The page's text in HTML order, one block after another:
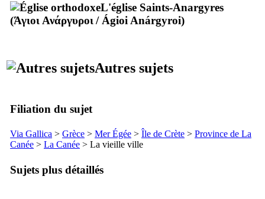
L'église Saints-Anargyres
(Άγιοι Ανάργυροι/ Ágioi Anárgyroi)
Autres sujets
Filiation du sujet
Via Gallica > Grèce > Mer Égée > Île de Crète > Province de La
Canée > La Canée > La vieille ville
Sujets plus détaillés